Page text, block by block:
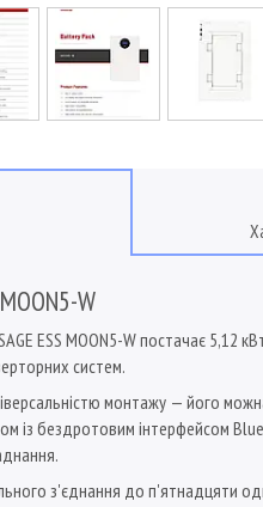
W
ESS MOON5-W постачає 5,12
систем.
монтажу — його
із бездротовим інтерфейсом
з'єднання до п'ятнадцяти